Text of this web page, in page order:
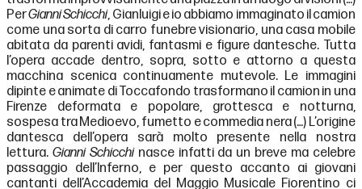
PerGianni Schicchi, Gianluigi e io abbiamo immaginato il camion
come una sorta di carro funebre visionario, una casa mobile
abitata da parenti avidi, fantasmi e figure dantesche. Tutta
l’opera accade dentro, sopra, sotto e attorno a questa
macchina scenica continuamente mutevole. Le immagini
dipinte e animate di Toccafondo trasformano il camion in una
Firenze deformata e popolare, grottesca e notturna,
sospesa tra Medioevo, fumetto e commedia nera (…) L’origine
dantesca dell’opera sarà molto presente nella nostra
lettura. Gianni Schicchinasce infatti da un breve ma celebre
passaggio dell’Inferno, e per questo accanto ai giovani
cantanti dell’Accademia del Maggio Musicale Fiorentino ci